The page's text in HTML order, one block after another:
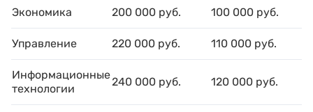
Экономика 200 000 руб. 100 000 руб.
Управление 220 000 руб. 110 000 руб.
Информационные
технологии
240 000 руб. 120 000 руб.